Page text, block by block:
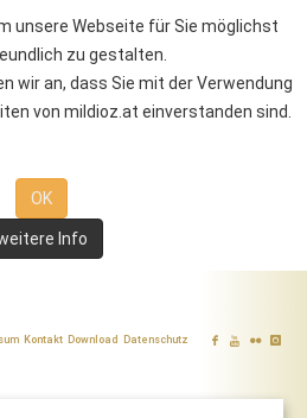
unsere Webseite für Sie möglichst
zu gestalten.
wir an, dass Sie mit der Verwendung
von mildioz.at einverstanden sind.
OK
Info
Kontakt Download Datenschutz